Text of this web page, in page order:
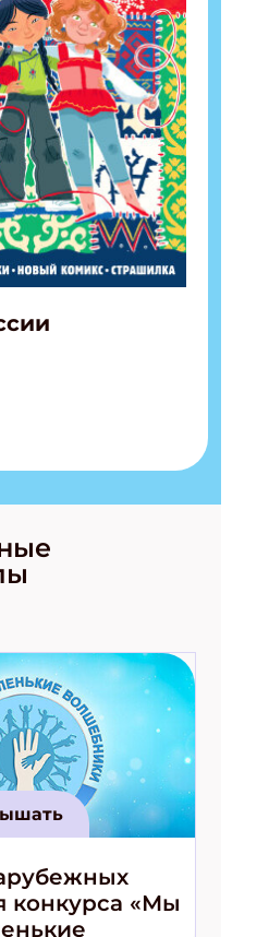
конкурса «Мы
"Классный журнал" в
ПОДПИСАТЬСЯ